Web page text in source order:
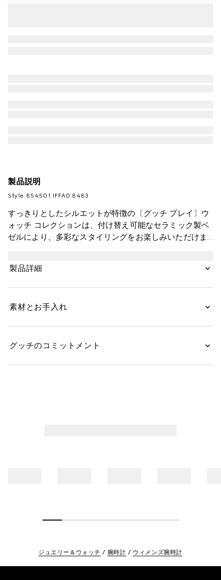
製品説明
Style ‎854501 IFFA0 8483
すっきりとしたシルエットが特徴の〔グッチ プレイ〕ウ
ォッチ コレクションは、付け替え可能なセラミック製ベ
ゼルにより、多彩なスタイリングをお楽しみいただけま
あしらったホワイトのダイアルを配しました。
製品詳細
素材とお手入れ
グッチのコミットメント
ジュエリー＆ウォッチ 腕時計 ウィメンズ腕時計